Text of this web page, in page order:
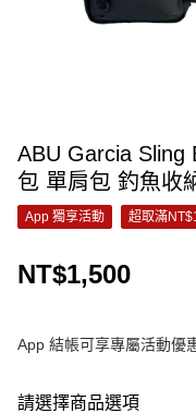
ABU Garcia Sling
包 單肩包 釣魚收
App 獨享活動 超取滿
NT$1,500
App 結帳可享專屬活動優
請選擇商品選項